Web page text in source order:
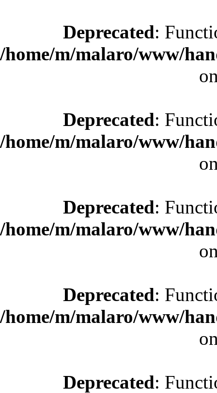
Deprecated:
/home/m/malaro/www/
Deprecated:
/home/m/malaro/www/
Deprecated:
/home/m/malaro/www/
Deprecated:
/home/m/malaro/www/
Deprecated: